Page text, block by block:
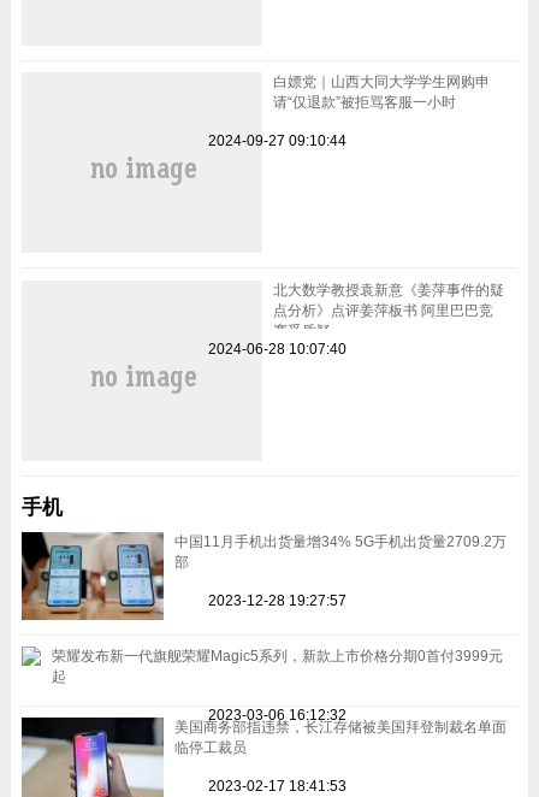
白嫖党｜山西大同大学学生网购申
请“仅退款”被拒骂客服一小时
2024-09-27 09:10:44
北大数学教授袁新意《姜萍事件的疑
点分析》点评姜萍板书 阿里巴巴竞
赛受质疑
2024-06-28 10:07:40
手机
中国11月手机出货量增34% 5G手机出货量2709.2万
部
2023-12-28 19:27:57
荣耀发布新一代旗舰荣耀Magic5系列，新款上市价格分期0首付3999元
起
2023-03-06 16:12:32
美国商务部指违禁，长江存储被美国拜登制裁名单面
临停工裁员
2023-02-17 18:41:53